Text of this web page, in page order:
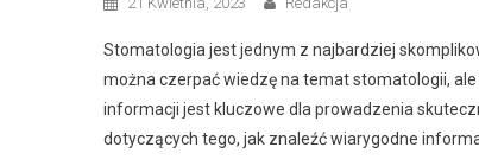
Stomatologia jest jednym z najbardziej
można czerpać wiedzę na temat stomatologii,
informacji jest kluczowe dla prowadzenia
dotyczących tego, jak znaleźć wiarygodne